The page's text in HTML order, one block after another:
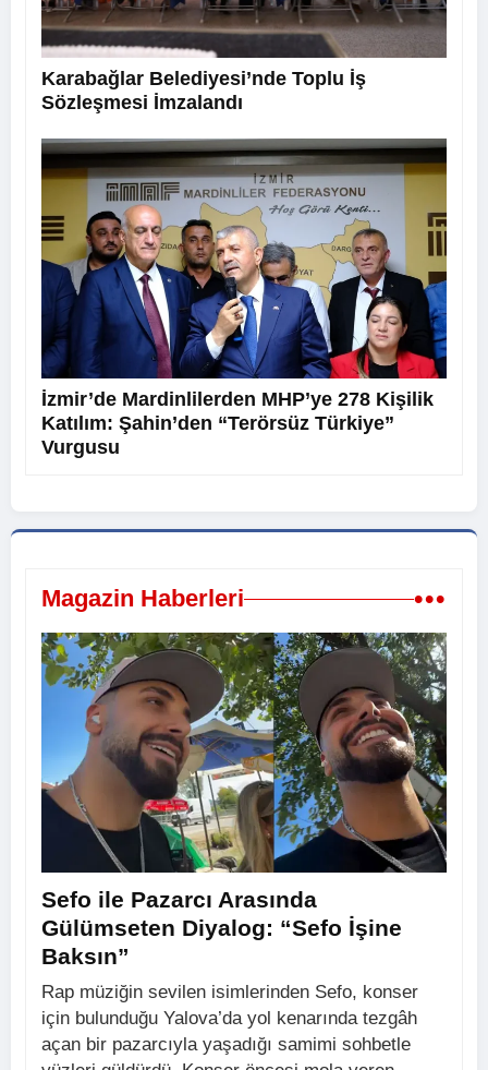
Karabağlar Belediyesi’nde Toplu İş
Sözleşmesi İmzalandı
İzmir’de Mardinlilerden MHP’ye 278 Kişilik
Katılım: Şahin’den “Terörsüz Türkiye”
Vurgusu
Magazin Haberleri •••
Sefo ile Pazarcı Arasında
Gülümseten Diyalog: “Sefo İşine
Baksın”
Rap müziğin sevilen isimlerinden Sefo, konser
için bulunduğu Yalova’da yol kenarında tezgâh
açan bir pazarcıyla yaşadığı samimi sohbetle